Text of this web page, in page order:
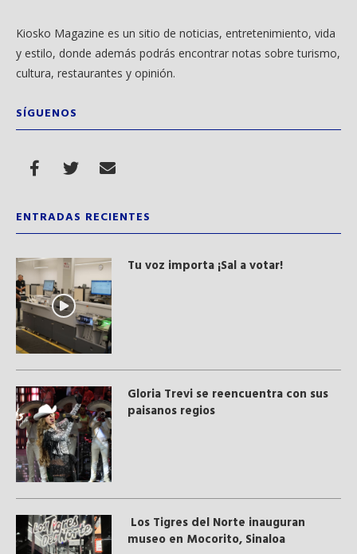
Kiosko Magazine es un sitio de noticias, entretenimiento, vida
y estilo, donde además podrás encontrar notas sobre turismo,
cultura, restaurantes y opinión.
SÍGUENOS
ENTRADAS RECIENTES
Tu voz importa ¡Sal a votar!
Gloria Trevi se reencuentra con sus
paisanos regios
Los Tigres del Norte inauguran
museo en Mocorito, Sinaloa